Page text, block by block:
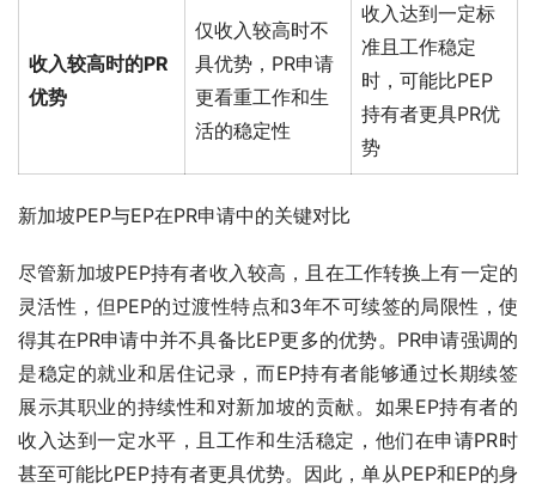
收入较高时的PR
优势
仅收入较高时不
具优势，PR申请
更看重工作和生
活的稳定性
收入达到一定标
准且工作稳定
时，可能比PEP
持有者更具PR优
势
新加坡PEP与EP在PR申请中的关键对比
尽管新加坡PEP持有者收入较高，且在工作转换上有一定的
灵活性，但PEP的过渡性特点和3年不可续签的局限性，使
得其在PR申请中并不具备比EP更多的优势。PR申请强调的
是稳定的就业和居住记录，而EP持有者能够通过长期续签
展示其职业的持续性和对新加坡的贡献。如果EP持有者的
收入达到一定水平，且工作和生活稳定，他们在申请PR时
甚至可能比PEP持有者更具优势。因此，单从PEP和EP的身